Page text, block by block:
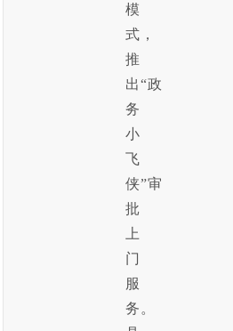
模
式，
推
出“政
务
小
飞
侠”审
批
上
门
服
务。